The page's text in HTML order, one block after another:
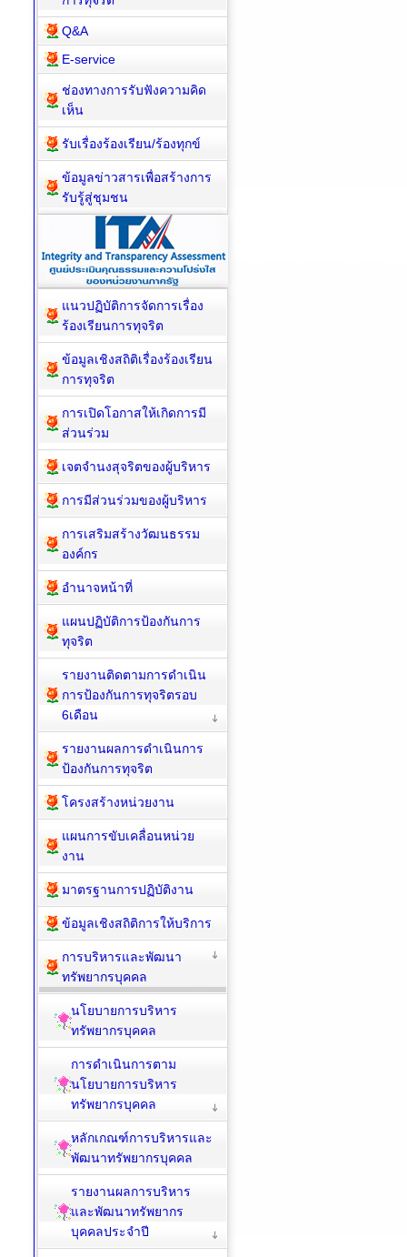
Q&A
E-service
ช่องทางการรับฟังความคิด
เห็น
รับเรื่องร้องเรียน/ร้องทุกข์
ข้อมูลข่าวสารเพื่อสร้างการ
รับรู้สู่ชุมชน
แนวปฏิบัติการจัดการเรื่อง
ร้องเรียนการทุจริต
ข้อมูลเชิงสถิติเรื่องร้องเรียน
การทุจริต
การเปิดโอกาสให้เกิดการมี
ส่วนร่วม
เจตจำนงสุจริตของผู้บริหาร
การมีส่วนร่วมของผู้บริหาร
การเสริมสร้างวัฒนธรรม
องค์กร
อำนาจหน้าที่
แผนปฏิบัติการป้องกันการ
ทุจริต
รายงานติดตามการดำเนิน
การป้องกันการทุจริตรอบ
6เดือน
รายงานผลการดำเนินการ
ป้องกันการทุจริต
โครงสร้างหน่วยงาน
แผนการขับเคลื่อนหน่วย
งาน
มาตรฐานการปฏิบัติงาน
ข้อมูลเชิงสถิติการให้บริการ
การบริหารและพัฒนา
ทรัพยากรบุคคล
นโยบายการบริหาร
ทรัพยากรบุคคล
การดำเนินการตาม
นโยบายการบริหาร
ทรัพยากรบุคคล
หลักเกณฑ์การบริหารและ
พัฒนาทรัพยากรบุคคล
รายงานผลการบริหาร
และพัฒนาทรัพยากร
บุคคลประจำปี